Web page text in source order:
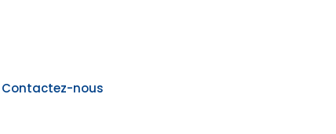
Contactez-nous